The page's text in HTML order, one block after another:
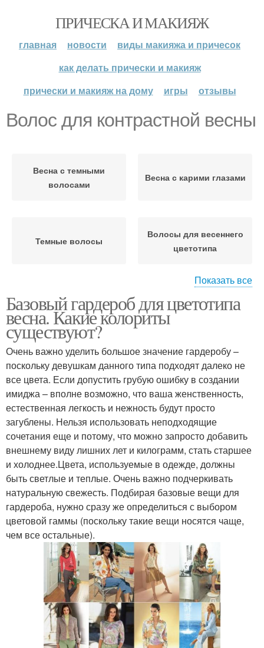
ПРИЧЕСКА И МАКИЯЖ
главная новости
виды макияжа и причесок
как делать прически и макияж
прически и макияж на дому
игры отзывы
Волос для контрастной весны
Весна с темными
волосами
Весна с карими глазами
Темные волосы
Волосы для весеннего
цветотипа
Светлые волосы
весны
Волос для светлой
весны
Волос для яркой
Показать все
Базовый гардероб для цветотипа
весна. Какие колориты
существуют?
Очень важно уделить большое значение гардеробу –
поскольку девушкам данного типа подходят далеко не
все цвета. Если допустить грубую ошибку в создании
имиджа – вполне возможно, что ваша женственность,
естественная легкость и нежность будут просто
загублены. Нельзя использовать неподходящие
сочетания еще и потому, что можно запросто добавить
внешнему виду лишних лет и килограмм, стать старшее
и холоднее.Цвета, используемые в одежде, должны
быть светлые и теплые. Очень важно подчеркивать
натуральную свежесть. Подбирая базовые вещи для
гардероба, нужно сразу же определиться с выбором
цветовой гаммы (поскольку такие вещи носятся чаще,
чем все остальные).